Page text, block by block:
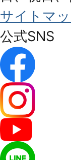
サイトマ
公式SNS